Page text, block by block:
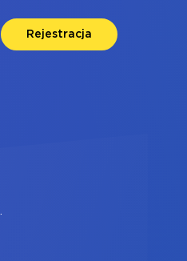
Rejestracja